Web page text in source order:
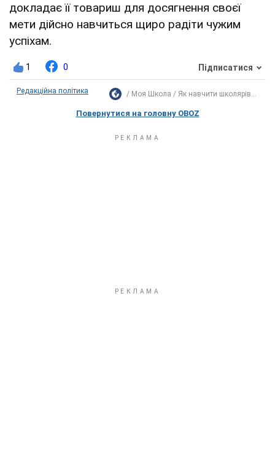
докладає її товариш для досягнення своєї
мети дійсно навчиться щиро радіти чужим
успіхам.
1 0 Підписатися
Редакційна політика Моя Школа Як навчити школярів...
Повернутися на головну OBOZ